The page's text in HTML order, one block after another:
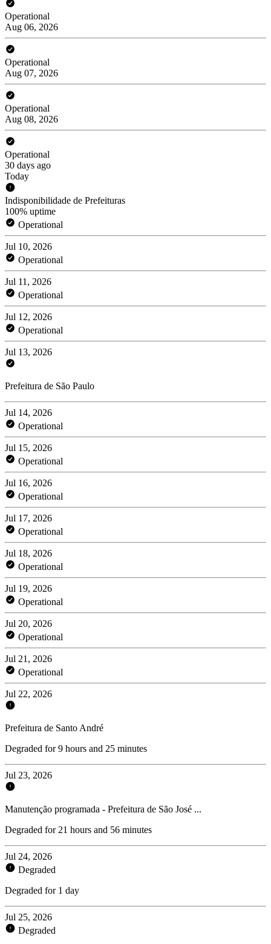
Operational
Aug 06, 2026
Operational
Aug 07, 2026
Operational
Aug 08, 2026
Operational
30 days ago
Today
Indisponibilidade de Prefeituras
100% uptime
Operational
Jul 10, 2026
Operational
Jul 11, 2026
Operational
Jul 12, 2026
Operational
Jul 13, 2026
Prefeitura de São Paulo
Jul 14, 2026
Operational
Jul 15, 2026
Operational
Jul 16, 2026
Operational
Jul 17, 2026
Operational
Jul 18, 2026
Operational
Jul 19, 2026
Operational
Jul 20, 2026
Operational
Jul 21, 2026
Operational
Jul 22, 2026
Prefeitura de Santo André
Degraded for 9 hours and 25 minutes
Jul 23, 2026
Manutenção programada - Prefeitura de São José ...
Degraded for 21 hours and 56 minutes
Jul 24, 2026
Degraded
Degraded for 1 day
Jul 25, 2026
Degraded